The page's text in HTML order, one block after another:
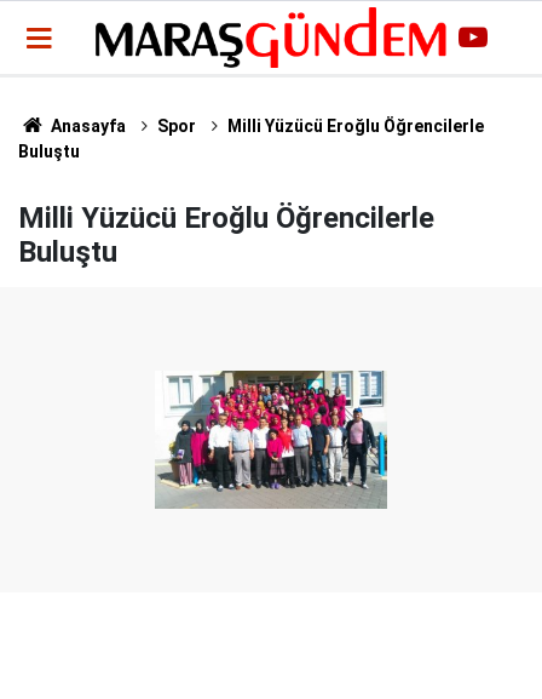
Anasayfa Spor
Milli Yüzücü Eroğlu Öğrencilerle
Buluştu
Milli Yüzücü Eroğlu Öğrencilerle
Buluştu